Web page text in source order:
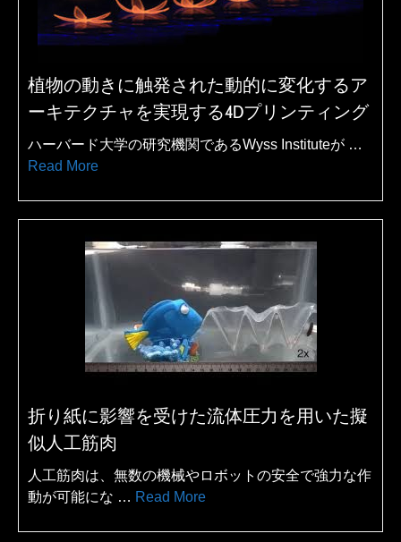
植物の動きに触発された動的に変化するア
ーキテクチャを実現する4Dプリンティング
ハーバード大学の研究機関であるWyss Instituteが …
Read More
折り紙に影響を受けた流体圧力を用いた擬
似人工筋肉
人工筋肉は、無数の機械やロボットの安全で強力な作
動が可能にな … Read More